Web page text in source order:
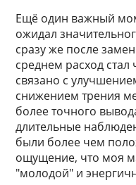
Ещё один важный
ожидал
сразу же после
среднем расход
связано с
снижением трения
более точного
длительные
были более чем
ощущение, что моя
"молодой" и